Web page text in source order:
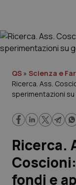
Governo e
Regioni e Asl
Lavoro e
Scienza e
QS » Scienza e
Ricerca. Ass.
sperimentazioni
Ricerca.
fondi e